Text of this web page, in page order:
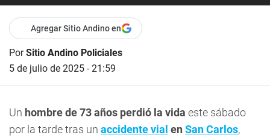
Agregar Sitio Andino en
PorSitio Andino Policiales
5 de julio de 2025 - 21:59
Un hombre de 73 años perdió la vida este sábado
por la tarde tras un accidente vial en San Carlos,